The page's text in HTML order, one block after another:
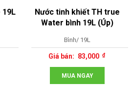
19L
Nước tinh khiết TH true
Water bình 19L (Úp)
Bình/ 19L
83,000
MUA NGAY